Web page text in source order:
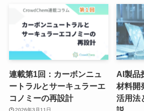
連載第1回：カーボンニュ
ートラルとサーキュラーエ
コノミーの再設計
AI製品
材料開
活用法